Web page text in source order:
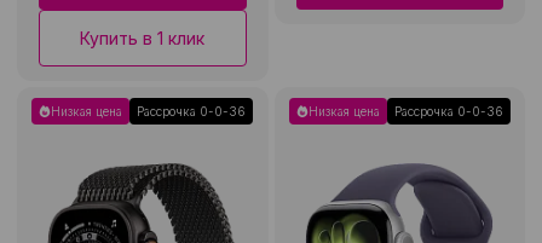
Купить в 1 клик
Низкая цена Рассрочка 0-0-36 Низкая цена Рассрочка 0-0-36